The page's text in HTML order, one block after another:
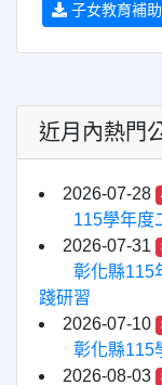
子女教育補
近月內熱門
2026-07-28
115學年度
2026-07-31
彰化縣115
踐研習
2026-07-10
彰化縣115
2026-08-03